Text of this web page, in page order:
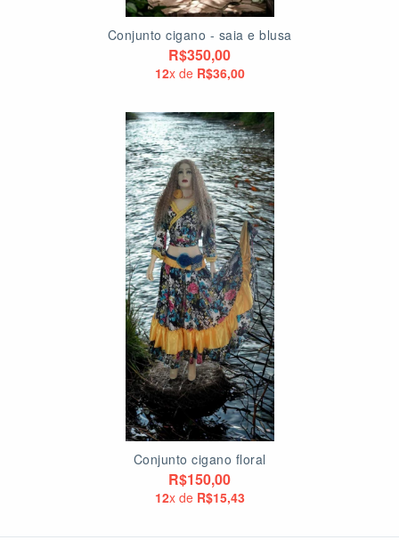
Conjunto cigano - saia e blusa
R$350,00
12x de R$36,00
Conjunto cigano floral
R$150,00
12x de R$15,43